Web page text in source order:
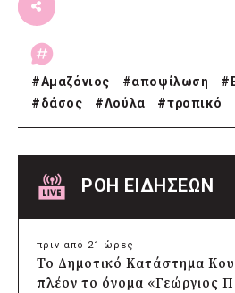
#Αμαζόνιος #αποψίλωση #
#δάσος #Λούλα #τροπικό
ΡΟΗ ΕΙΔΗΣΕΩΝ
πριν από 21 ώρες
Το Δημοτικό Κατάστημα
πλέον το όνομα «Γεώργιος